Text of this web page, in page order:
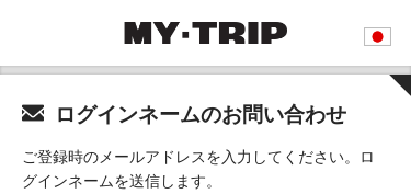
ログインネームのお問い合わせ
ご登録時のメールアドレスを入力してください。ロ
グインネームを送信します。